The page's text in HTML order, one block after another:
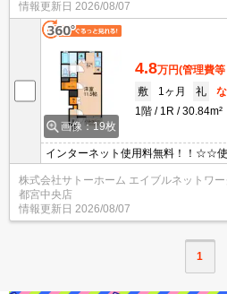
情報更新日 2026/08/07
画像：19枚
4.8万円(管理費
敷
1ヶ月 礼
1階
1R 30.84m²
インターネット使用料無料！！☆☆
株式会社サトーホーム エイブルネットワ
都宮中央店
情報更新日 2026/08/07
1